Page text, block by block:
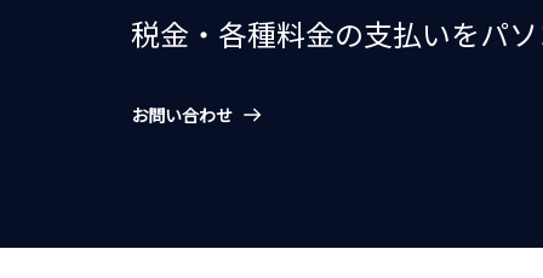
税金・各種料金の支払いをパ
お問い合わせ